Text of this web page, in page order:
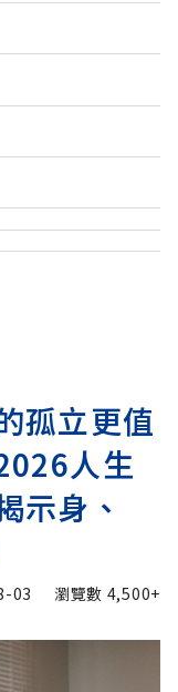
孤立更值
人生
示身、
03 瀏覽數 4,500+